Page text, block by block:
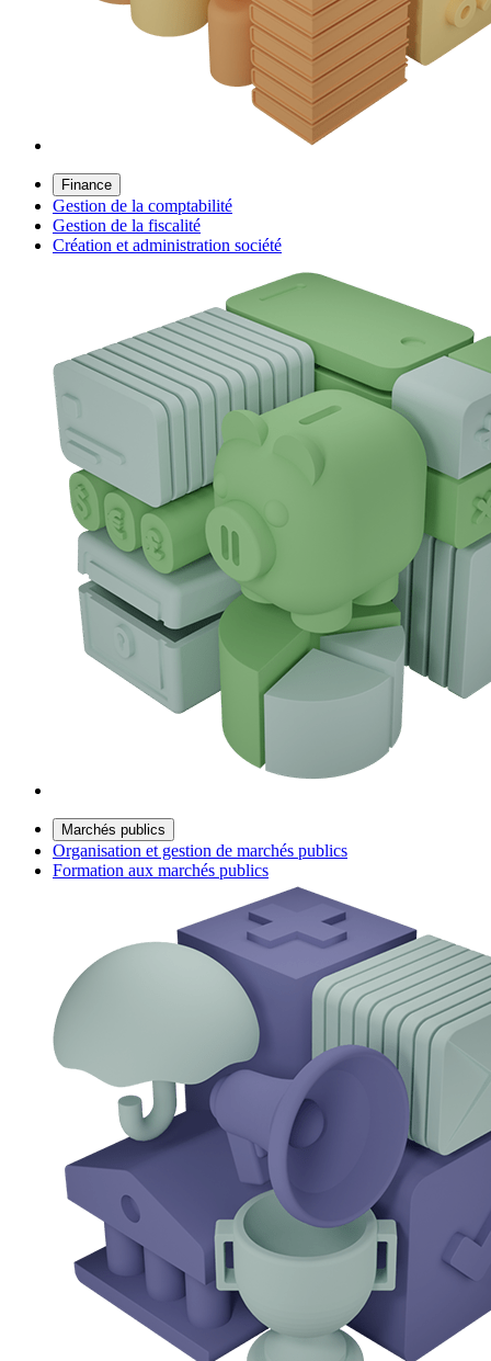
Finance
Gestion de la comptabilité
Gestion de la fiscalité
Création et administration société
Marchés publics
Organisation et gestion de marchés publics
Formation aux marchés publics